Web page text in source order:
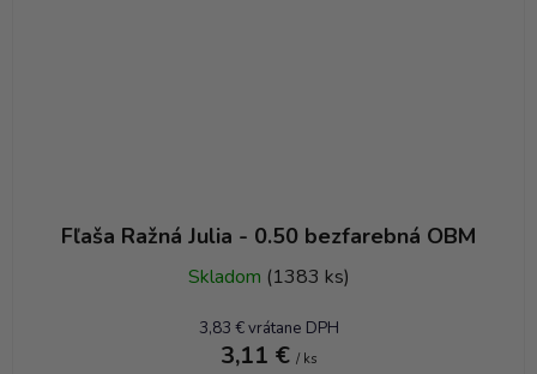
Fľaša Ražná Julia - 0.50 bezfarebná OBM
Skladom (1383 ks)
3,83 € vrátane DPH
3,11 € / ks